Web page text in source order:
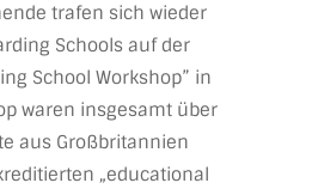
trafen sich wieder
Schools auf der
School Workshop” in
waren insgesamt über
aus Großbritannien
„educational